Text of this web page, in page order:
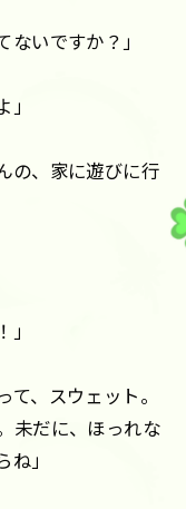
ないですか？」
」
の、家に遊びに行
」
、スウェット。
未だに、ほっれな
ね」